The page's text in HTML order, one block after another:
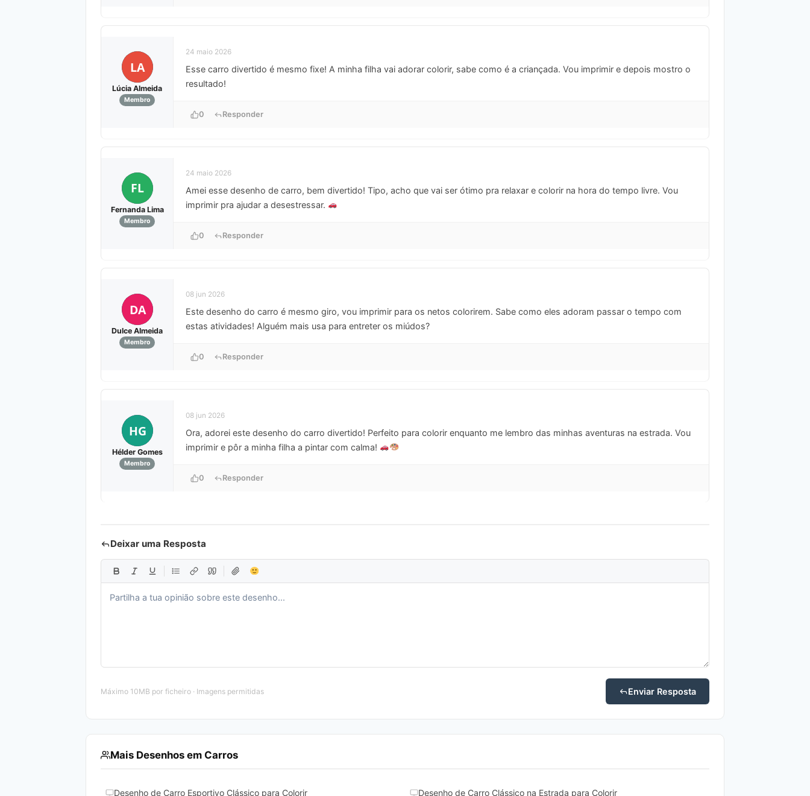
LA
Lúcia Almeida
Membro
24 maio 2026
Esse carro divertido é mesmo fixe! A minha filha vai adorar colorir, sabe como é a criançada. Vou imprimir e depois mostro o
resultado!
0 Responder
FL
Fernanda Lima
Membro
24 maio 2026
Amei esse desenho de carro, bem divertido! Tipo, acho que vai ser ótimo pra relaxar e colorir na hora do tempo livre. Vou
imprimir pra ajudar a desestressar.
0 Responder
DA
Dulce Almeida
Membro
08 jun 2026
Este desenho do carro é mesmo giro, vou imprimir para os netos colorirem. Sabe como eles adoram passar o tempo com
estas atividades! Alguém mais usa para entreter os miúdos?
0 Responder
HG
Hélder Gomes
Membro
08 jun 2026
Ora, adorei este desenho do carro divertido! Perfeito para colorir enquanto me lembro das minhas aventuras na estrada. Vou
imprimir e pôr a minha filha a pintar com calma!
0 Responder
Deixar uma Resposta
Máximo 10MB por ficheiro · Imagens permitidas Enviar Resposta
Mais Desenhos em Carros
Desenho de Carro Esportivo Clássico para Colorir Desenho de Carro Clássico na Estrada para Colorir